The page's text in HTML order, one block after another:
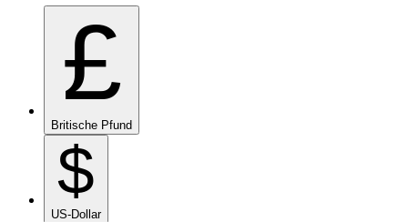
£
Britische Pfund
$
US-Dollar